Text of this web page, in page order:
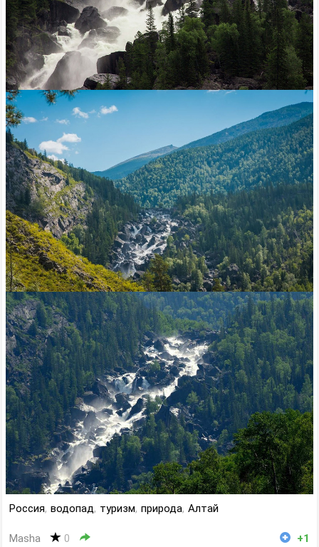
Россия, водопад, туризм, природа, Алтай
Masha 0 +1